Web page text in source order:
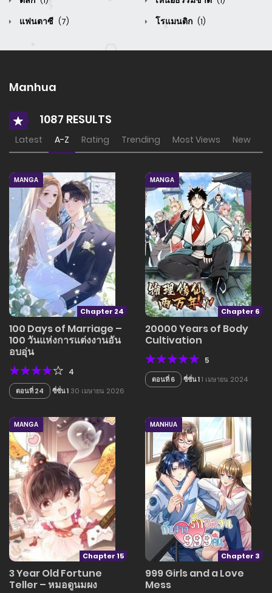
แฟนตาซี (7) โรแมนติก (1)
Manhua
1087 RESULTS
Latest A-Z Rating Trending Most Views New
Chapter 24
MANGA
100 Days of Marriage –
100 วันแห่งการแต่งงานอัน
อบอุ่น
4
ตอนที่ 24 ซี่ซั่น 1 30 เมษายน 2026
Chapter 6
MANGA
20000 Years of Body
Cultivation
5
ตอนที่ 6 ซี่ซั่น 11 เมษายน 2024
Chapter 15
MANGA
3 Year Old Fortune
Teller – หมอดูนมผง
Chapter 3
MANHUA
999 Girls and a Love
Mess